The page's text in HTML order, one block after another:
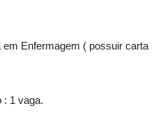
Enfermagem ( possuir carta
: 1 vaga.